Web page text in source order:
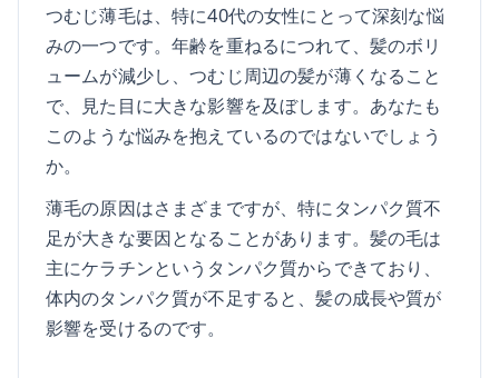
つむじ薄毛は、特に40代の女性にとって深刻な悩
みの一つです。年齢を重ねるにつれて、髪のボリ
ュームが減少し、つむじ周辺の髪が薄くなること
で、見た目に大きな影響を及ぼします。あなたも
このような悩みを抱えているのではないでしょう
か。
薄毛の原因はさまざまですが、特にタンパク質不
足が大きな要因となることがあります。髪の毛は
主にケラチンというタンパク質からできており、
体内のタンパク質が不足すると、髪の成長や質が
影響を受けるのです。